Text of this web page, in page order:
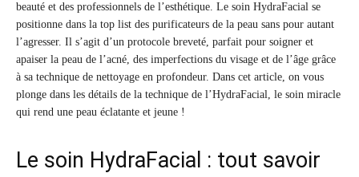
beauté et des professionnels de l’esthétique. Le soin HydraFacial se
positionne dans la top list des purificateurs de la peau sans pour autant
l’agresser. Il s’agit d’un protocole breveté, parfait pour soigner et
apaiser la peau de l’acné, des imperfections du visage et de l’âge grâce
à sa technique de nettoyage en profondeur. Dans cet article, on vous
plonge dans les détails de la technique de l’HydraFacial, le soin miracle
qui rend une peau éclatante et jeune !
Le soin HydraFacial : tout savoir